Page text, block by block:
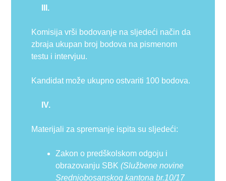
III.
Komisija vrši bodovanje na sljedeći način da
zbraja ukupan broj bodova na pismenom
testu i intervjuu.
Kandidat može ukupno ostvariti 100 bodova.
IV.
Materijali za spremanje ispita su sljedeći:
Zakon o predškolskom odgoju i
obrazovanju SBK(Službene novine
Srednjobosanskog kantona br.10/17